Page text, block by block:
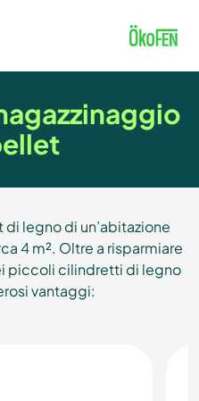
legno di un’abitazione
4 m². Oltre a risparmiare
piccoli cilindretti di legno
vantaggi: